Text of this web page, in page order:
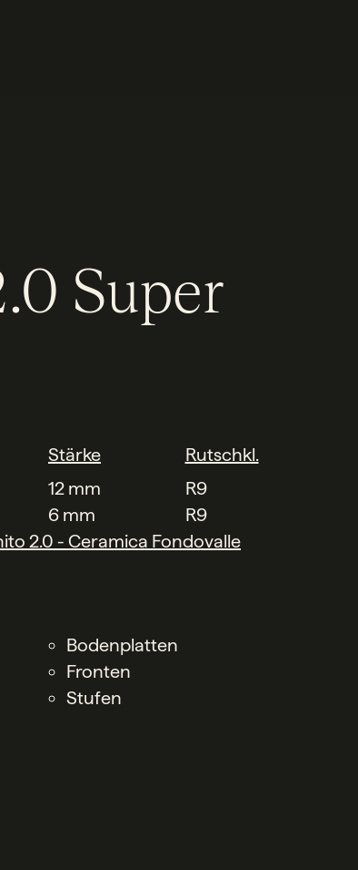
Super
Stärke
Rutschkl.
12 mm
R9
6 mm
R9
2.0 - Ceramica Fondovalle
Bodenplatten
Fronten
Stufen